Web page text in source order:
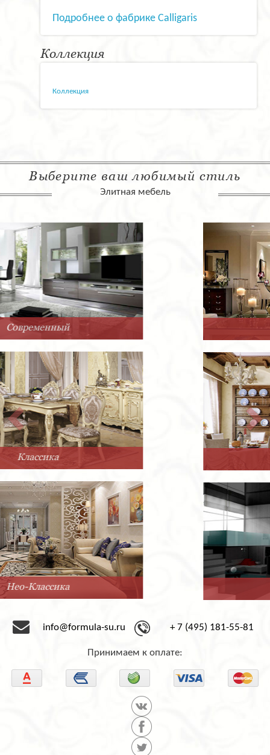
Подробнее о фабрике Calligaris
Коллекция
Коллекция
Выберите ваш любимый стиль
Элитная мебель
Минимализм
info@formula-su.ru + 7 (495) 181-55-81
Принимаем к оплате: